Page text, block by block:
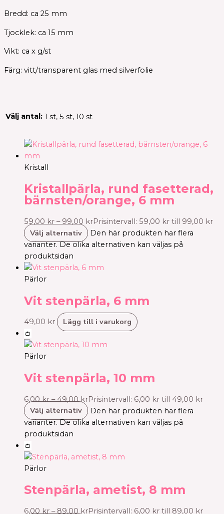
Bredd: ca 25 mm
Tjocklek: ca 15 mm
Vikt: ca x g/st
Färg: vitt/transparent glas med silverfolie
Välj antal: 1 st, 5 st, 10 st
Kristall
Kristallpärla, rund fasetterad,
bärnsten/orange, 6 mm
59,00 kr – 99,00 krPrisintervall: 59,00 kr till 99,00 kr
Välj alternativ
Den här produkten har flera
varianter. De olika alternativen kan väljas på
produktsidan
Pärlor
Vit stenpärla, 6 mm
49,00 kr Lägg till i varukorg
👛
Pärlor
Vit stenpärla, 10 mm
6,00kr – 49,00krPrisintervall: 6,00 kr till 49,00 kr
Välj alternativ
Den här produkten har flera
varianter. De olika alternativen kan väljas på
produktsidan
👛
Pärlor
Stenpärla, ametist, 8 mm
6,00 kr – 89,00 krPrisintervall: 6,00 kr till 89,00 kr